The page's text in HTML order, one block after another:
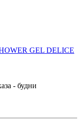
GEL DELICE
- будни